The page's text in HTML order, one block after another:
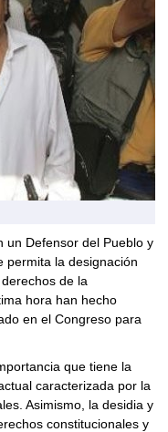
un Defensor del Pueblo y
permita la designación
de la
hora han hecho
en el Congreso para
que tiene la
caracterizada por la
Asimismo, la desidia y
constitucionales y